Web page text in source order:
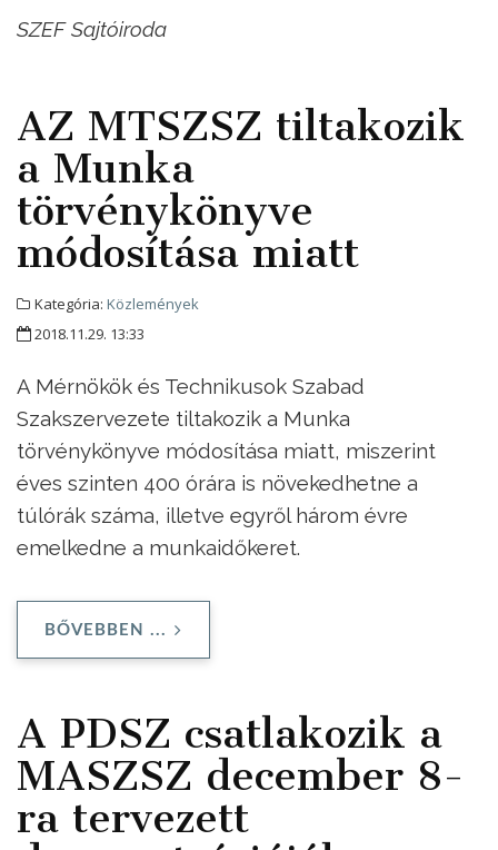
SZEF Sajtóiroda
AZ MTSZSZ tiltakozik
a Munka
törvénykönyve
módosítása miatt
Kategória: Közlemények
2018.11.29. 13:33
A Mérnökök és Technikusok Szabad
Szakszervezete tiltakozik a Munka
törvénykönyve módosítása miatt, miszerint
éves szinten 400 órára is növekedhetne a
túlórák száma, illetve egyről három évre
emelkedne a munkaidőkeret.
BŐVEBBEN ...
A PDSZ csatlakozik a
MASZSZ december 8-
ra tervezett